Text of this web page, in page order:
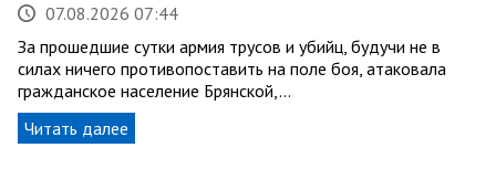
07.08.2026 07:44
За прошедшие сутки армия трусов и убийц, будучи не в
силах ничего противопоставить на поле боя, атаковала
гражданское население Брянской,…
Читать далее